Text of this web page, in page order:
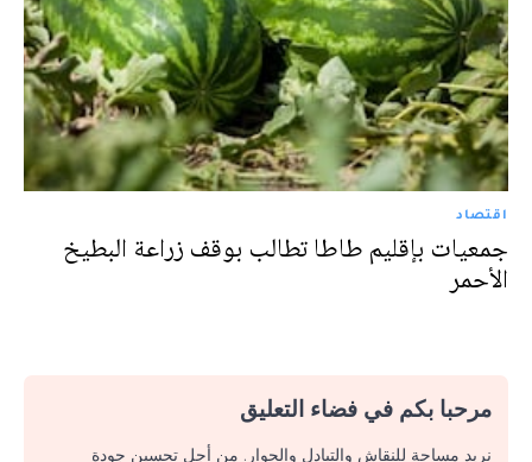
اقتصاد
جمعيات بإقليم طاطا تطالب بوقف زراعة البطيخ
الأحمر
مرحبا بكم في فضاء التعليق
نريد مساحة للنقاش والتبادل والحوار. من أجل تحسين جودة